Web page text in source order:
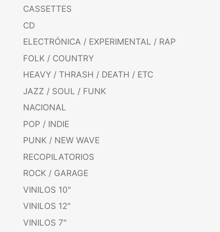
CASSETTES
CD
ELECTRÓNICA / EXPERIMENTAL / RAP
FOLK / COUNTRY
HEAVY / THRASH / DEATH / ETC
JAZZ / SOUL / FUNK
NACIONAL
POP / INDIE
PUNK / NEW WAVE
RECOPILATORIOS
ROCK / GARAGE
VINILOS 10"
VINILOS 12"
VINILOS 7"